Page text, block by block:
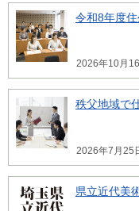
令和8年度
2026年10月
秩父地域で
2026年7月25
県立近代美